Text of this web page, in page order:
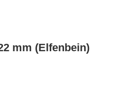
mm (Elfenbein)